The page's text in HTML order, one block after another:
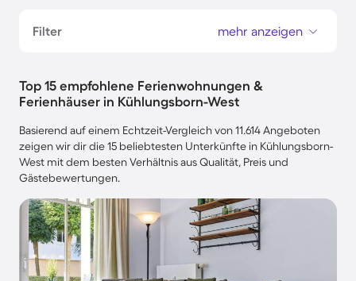
Filter mehr anzeigen
Top 15 empfohlene Ferienwohnungen &
Ferienhäuser in Kühlungsborn-West
Basierend auf einem Echtzeit-Vergleich von 11.614 Angeboten
zeigen wir dir die 15 beliebtesten Unterkünfte in Kühlungsborn-
West mit dem besten Verhältnis aus Qualität, Preis und
Gästebewertungen.